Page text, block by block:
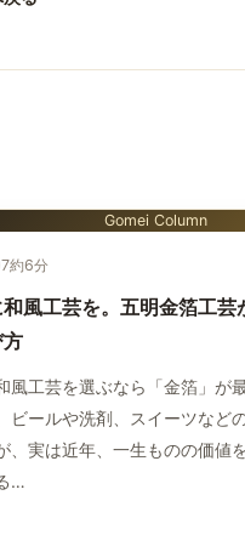
Gomei Column
約6分
風工芸を。五明金箔工芸
風工芸を選ぶなら「金箔」が
ビールや洗剤、スイーツなど
、実は近年、一生ものの価値
…